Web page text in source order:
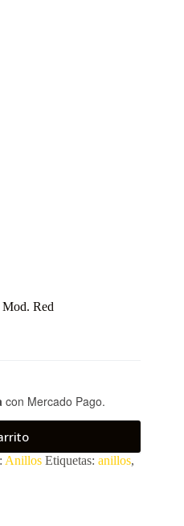
Red
con Mercado Pago.
Anillos Etiquetas: anillos,